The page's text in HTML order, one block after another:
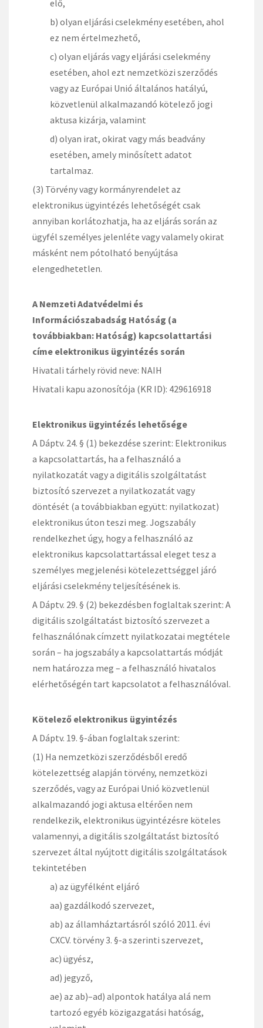
elő,
b) olyan eljárási cselekmény esetében, ahol
ez nem értelmezhető,
c) olyan eljárás vagy eljárási cselekmény
esetében, ahol ezt nemzetközi szerződés
vagy az Európai Unió általános hatályú,
közvetlenül alkalmazandó kötelező jogi
aktusa kizárja, valamint
d) olyan irat, okirat vagy más beadvány
esetében, amely minősített adatot
tartalmaz.
(3) Törvény vagy kormányrendelet az
elektronikus ügyintézés lehetőségét csak
annyiban korlátozhatja, ha az eljárás során az
ügyfél személyes jelenléte vagy valamely okirat
másként nem pótolható benyújtása
elengedhetetlen.
A Nemzeti Adatvédelmi és
Információszabadság Hatóság (a
továbbiakban: Hatóság) kapcsolattartási
címe elektronikus ügyintézés során
Hivatali tárhely rövid neve: NAIH
Hivatali kapu azonosítója (KR ID): 429616918
Elektronikus ügyintézés lehetősége
A Dáptv. 24. § (1) bekezdése szerint: Elektronikus
a kapcsolattartás, ha a felhasználó a
nyilatkozatát vagy a digitális szolgáltatást
biztosító szervezet a nyilatkozatát vagy
döntését (a továbbiakban együtt: nyilatkozat)
elektronikus úton teszi meg. Jogszabály
rendelkezhet úgy, hogy a felhasználó az
elektronikus kapcsolattartással eleget tesz a
személyes megjelenési kötelezettséggel járó
eljárási cselekmény teljesítésének is.
A Dáptv. 29. § (2) bekezdésben foglaltak szerint: A
digitális szolgáltatást biztosító szervezet a
felhasználónak címzett nyilatkozatai megtétele
során – ha jogszabály a kapcsolattartás módját
nem határozza meg – a felhasználó hivatalos
elérhetőségén tart kapcsolatot a felhasználóval.
Kötelező elektronikus ügyintézés
A Dáptv. 19. §-ában foglaltak szerint:
(1) Ha nemzetközi szerződésből eredő
kötelezettség alapján törvény, nemzetközi
szerződés, vagy az Európai Unió közvetlenül
alkalmazandó jogi aktusa eltérően nem
rendelkezik, elektronikus ügyintézésre köteles
valamennyi, a digitális szolgáltatást biztosító
szervezet által nyújtott digitális szolgáltatások
tekintetében
a) az ügyfélként eljáró
aa) gazdálkodó szervezet,
ab) az államháztartásról szóló 2011. évi
CXCV. törvény 3. §-a szerinti szervezet,
ac) ügyész,
ad) jegyző,
ae) az ab)–ad) alpontok hatálya alá nem
tartozó egyéb közigazgatási hatóság,